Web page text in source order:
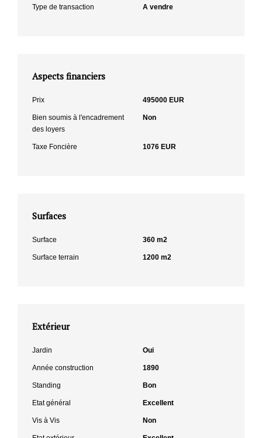
Type de transaction A vendre
Aspects financiers
Prix 495000 EUR
Bien soumis à l'encadrement
des loyers
Non
Taxe Foncière 1076 EUR
Surfaces
Surface 360 m2
Surface terrain 1200 m2
Extérieur
Jardin Oui
Année construction 1890
Standing Bon
Etat général Excellent
Vis à Vis Non